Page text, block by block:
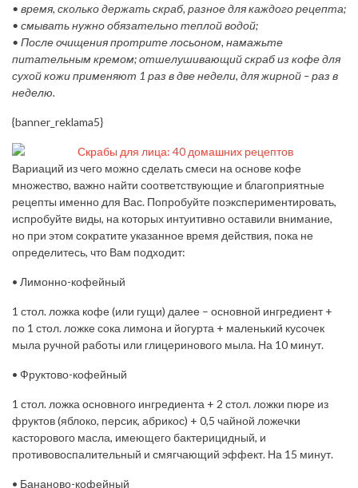
• время, сколько держать скраб, разное для каждого рецепта;
• смывать нужно обязательно теплой водой;
• После очищения протрите лосьоном, намажьте
питательным кремом; отшелушивающий скраб из кофе для
сухой кожи применяют 1 раз в две недели, для жирной – раз в
неделю.
{banner_reklama5}
Вариаций из чего можно сделать смеси на основе кофе
множество, важно найти соответствующие и благоприятные
рецепты именно для Вас. Попробуйте поэкспериментировать,
испробуйте виды, на которых интуитивно оставили внимание,
но при этом сократите указанное время действия, пока не
определитесь, что Вам подходит:
• Лимонно-кофейный
1 стол. ложка кофе (или гущи) далее – основной ингредиент +
по 1 стол. ложке сока лимона и йогурта + маленький кусочек
мыла ручной работы или глицеринового мыла. На 10 минут.
• Фруктово-кофейный
1 стол. ложка основного ингредиента + 2 стол. ложки пюре из
фруктов (яблоко, персик, абрикос) + 0,5 чайной ложечки
касторового масла, имеющего бактерицидный, и
противовоспалительный и смягчающий эффект. На 15 минут.
• Бананово-кофейный